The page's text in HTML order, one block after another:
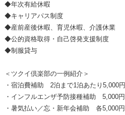
◆年次有給休暇
◆キャリアパス制度
◆産前産後休暇、育児休暇、介護休業
◆公的資格取得・自己啓発支援制度
◆制服貸与
＜ツクイ倶楽部の一例紹介＞
・宿泊費補助 2泊まで1泊あたり5,000円
・インフルエンザ予防接種補助 5,000円
・暑気払い／忘・新年会補助 各5,000円